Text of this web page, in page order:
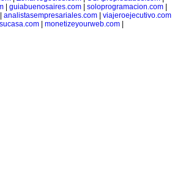
| guiabuenosaires.com| soloprogramacion.com|
analistasempresariales.com| viajeroejecutivo.com|
| monetizeyourweb.com|